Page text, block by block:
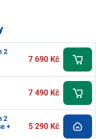
2
7 690 Kč
7 490 Kč
2
+
5 290 Kč